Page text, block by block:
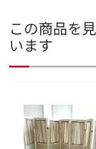
この商品を
います